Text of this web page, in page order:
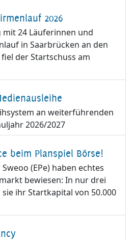
2026
mit 24 Läuferinnen und
in Saarbrücken an den
der Startschuss am
an weiterführenden
2026/2027
beim Planspiel Börse!
(EPe) haben echtes
bewiesen: In nur drei
ihr Startkapital von 50.000